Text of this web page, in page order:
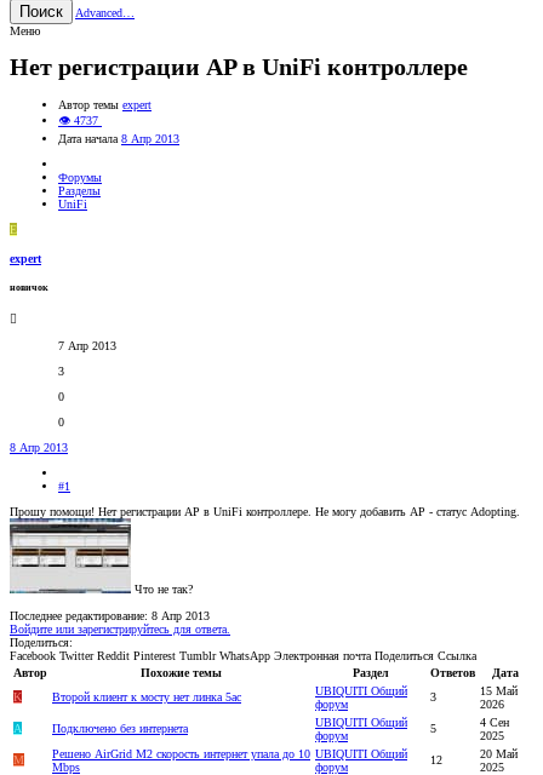
Поиск
Advanced…
Меню
Нет регистрации AP в UniFi контроллере
Автор темы expert
👁 4737
Дата начала 8 Апр 2013
Форумы
Разделы
UniFi
E
expert
новичок
7 Апр 2013
3
0
0
8 Апр 2013
#1
Прошу помощи! Нет регистрации AP в UniFi контроллере. Не могу добавить AP - статус Adopting.
Что не так?
Последнее редактирование: 8 Апр 2013
Войдите или зарегистрируйтесь для ответа.
Поделиться:
Facebook Twitter Reddit Pinterest Tumblr WhatsApp Электронная почта Поделиться Ссылка
Автор
Похожие темы Раздел Ответов
Дата
K
Второй клиент к мосту нет линка 5ac
UBIQUITI Общий
форум
3
15 Май
2026
A
Подключено без интернета
UBIQUITI Общий
форум
5
4 Сен
2025
M
Решено AirGrid M2 скорость интернет упала до 10
Mbps
UBIQUITI Общий
форум
12
20 Май
2025